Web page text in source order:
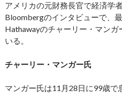
アメリカの元財務長官で経済学
Bloombergのインタビューで、
Hathawayのチャーリー・マンガ
いる。
チャーリー・マンガー氏
マンガー氏は11月28日に99歳で